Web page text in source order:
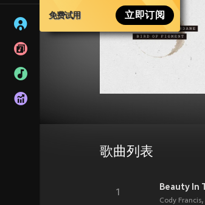
免费试用 立即订阅
歌曲列表
1
Beauty In
Cody Francis